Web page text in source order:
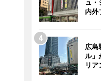
ュ
内外
広島
ル
リ